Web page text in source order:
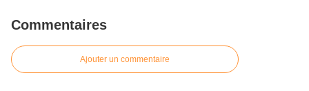
Commentaires
Ajouter un commentaire